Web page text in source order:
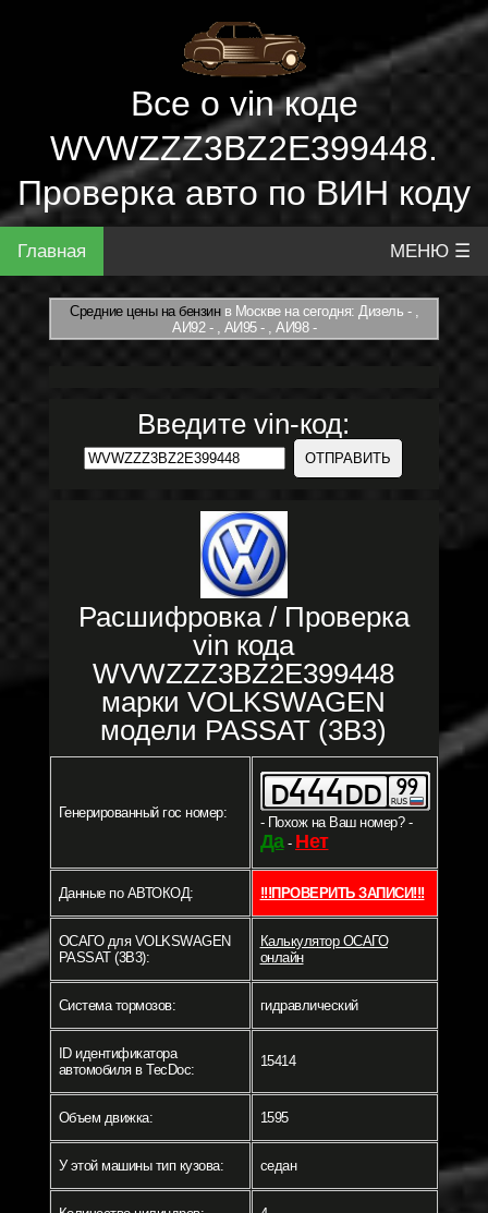
Все о vin коде
WVWZZZ3BZ2E399448.
Проверка авто по ВИН коду
Главная МЕНЮ ☰
Средние цены на бензинв Москве на сегодня: Дизель - ,
АИ92 - , АИ95 - , АИ98 -
Введите vin-код:
Расшифровка / Проверка
vin кода
WVWZZZ3BZ2E399448
марки VOLKSWAGEN
модели PASSAT (3B3)
Генерированный гос номер:
- Похож на Ваш номер? -
Да- Нет
Данные по АВТОКОД: !!!ПРОВЕРИТЬ ЗАПИСИ!!!
ОСАГО для VOLKSWAGEN
PASSAT (3B3):
Калькулятор ОСАГО
онлайн
Система тормозов: гидравлический
ID идентификатора
автомобиля в TecDoc:
15414
Объем движка: 1595
У этой машины тип кузова: седан